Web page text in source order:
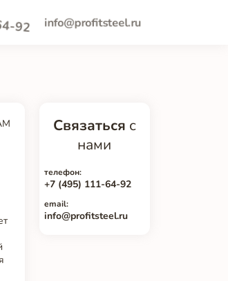
92 info@profitsteel.ru
Связаться с
нами
телефон:
+7 (495) 111-64-92
email:
info@profitsteel.ru